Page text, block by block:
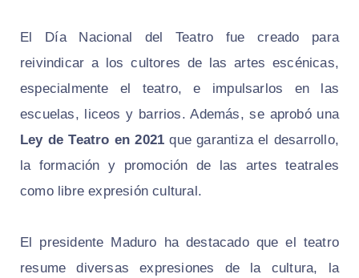
El Día Nacional del Teatro fue creado para
reivindicar a los cultores de las artes escénicas,
especialmente el teatro, e impulsarlos en las
escuelas, liceos y barrios. Además, se aprobó una
Ley de Teatro en 2021 que garantiza el desarrollo,
la formación y promoción de las artes teatrales
como libre expresión cultural.
El presidente Maduro ha destacado que el teatro
resume diversas expresiones de la cultura, la